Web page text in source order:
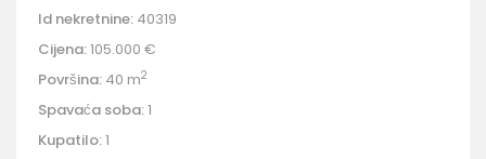
Id nekretnine: 40319
Cijena:105.000 €
Površina: 40 m2
Spavaća soba:1
Kupatilo:1